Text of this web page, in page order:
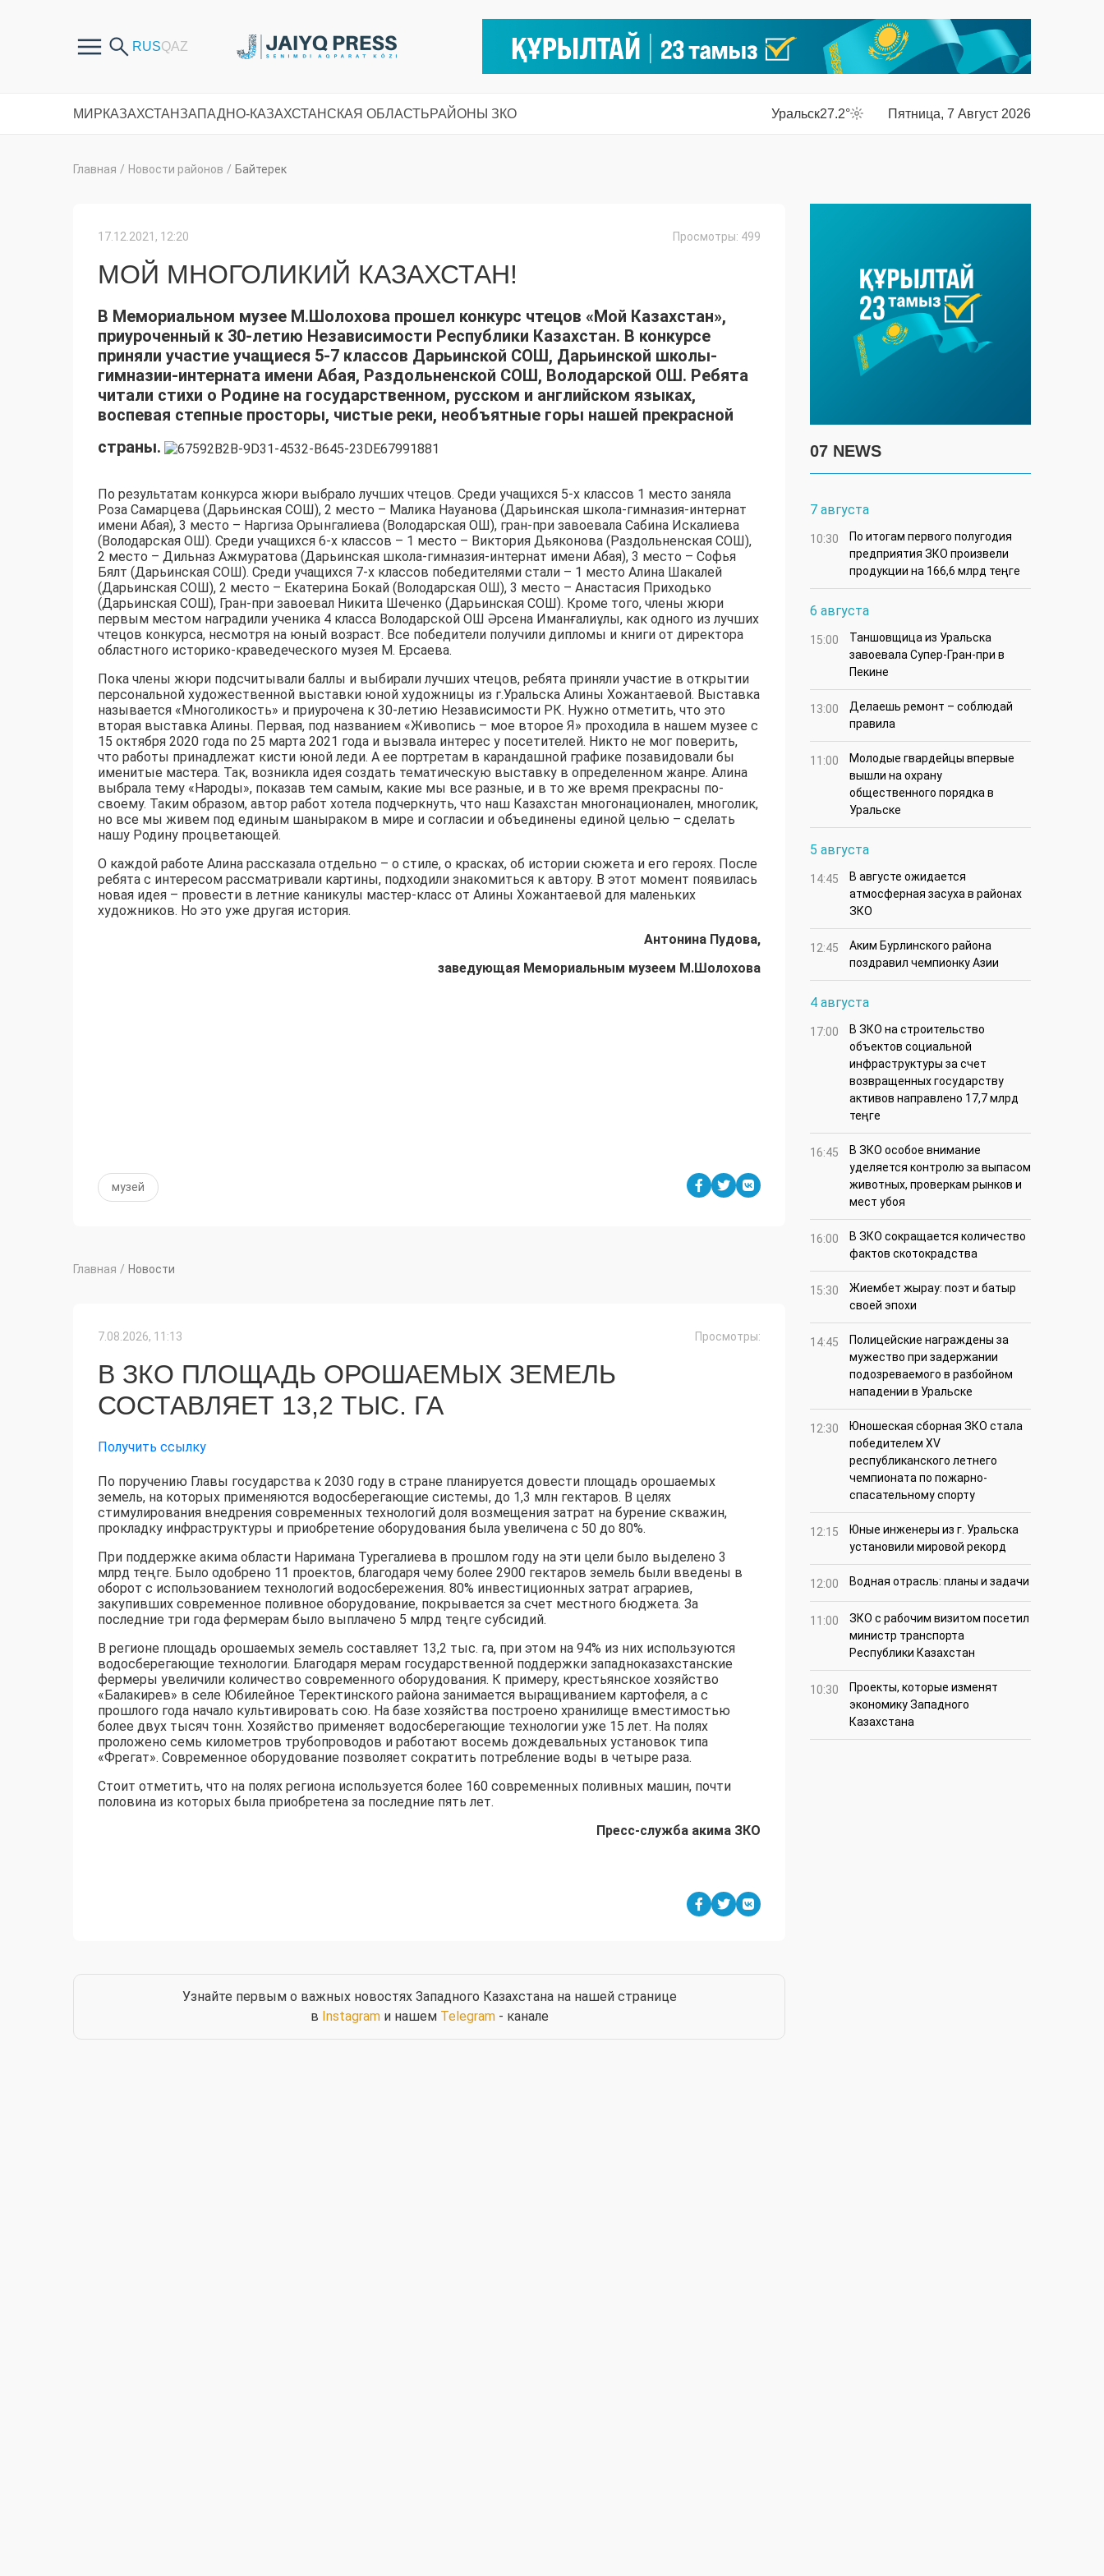
МИРКАЗАХСТАНЗАПАДНО-КАЗАХСТАНСКАЯ ОБЛАСТЬРАЙОНЫ ЗКО Уральск27.2° Пятница, 7 Август 2026
Главная / Новости районов / Байтерек
17.12.2021, 12:20 Просмотры: 499
МОЙ МНОГОЛИКИЙ КАЗАХСТАН!
В Мемориальном музее М.Шолохова прошел конкурс чтецов «Мой Казахстан»,
приуроченный к 30-летию Независимости Республики Казахстан. В конкурсе
приняли участие учащиеся 5-7 классов Дарьинской СОШ, Дарьинской школы-
гимназии-интерната имени Абая, Раздольненской СОШ, Володарской ОШ. Ребята
читали стихи о Родине на государственном, русском и английском языках,
воспевая степные просторы, чистые реки, необъятные горы нашей прекрасной
страны.
По результатам конкурса жюри выбрало лучших чтецов. Среди учащихся 5-х классов 1 место заняла
Роза Самарцева (Дарьинская СОШ), 2 место – Малика Науанова (Дарьинская школа-гимназия-интернат
имени Абая), 3 место – Наргиза Орынгалиева (Володарская ОШ), гран-при завоевала Сабина Искалиева
(Володарская ОШ). Среди учащихся 6-х классов – 1 место – Виктория Дьяконова (Раздольненская СОШ),
2 место – Дильназ Ажмуратова (Дарьинская школа-гимназия-интернат имени Абая), 3 место – Софья
Бялт (Дарьинская СОШ). Среди учащихся 7-х классов победителями стали – 1 место Алина Шакалей
(Дарьинская СОШ), 2 место – Екатерина Бокай (Володарская ОШ), 3 место – Анастасия Приходько
(Дарьинская СОШ), Гран-при завоевал Никита Шеченко (Дарьинская СОШ). Кроме того, члены жюри
первым местом наградили ученика 4 класса Володарской ОШ Әрсена Иманғалиұлы, как одного из лучших
чтецов конкурса, несмотря на юный возраст. Все победители получили дипломы и книги от директора
областного историко-краведеческого музея М. Ерсаева.
Пока члены жюри подсчитывали баллы и выбирали лучших чтецов, ребята приняли участие в открытии
персональной художественной выставки юной художницы из г.Уральска Алины Хожантаевой. Выставка
называется «Многоликость» и приурочена к 30-летию Независимости РК. Нужно отметить, что это
вторая выставка Алины. Первая, под названием «Живопись – мое второе Я» проходила в нашем музее с
15 октября 2020 года по 25 марта 2021 года и вызвала интерес у посетителей. Никто не мог поверить,
что работы принадлежат кисти юной леди. А ее портретам в карандашной графике позавидовали бы
именитые мастера. Так, возникла идея создать тематическую выставку в определенном жанре. Алина
выбрала тему «Народы», показав тем самым, какие мы все разные, и в то же время прекрасны по-
своему. Таким образом, автор работ хотела подчеркнуть, что наш Казахстан многонационален, многолик,
но все мы живем под единым шаныраком в мире и согласии и объединены единой целью – сделать
нашу Родину процветающей.
О каждой работе Алина рассказала отдельно – о стиле, о красках, об истории сюжета и его героях. После
ребята с интересом рассматривали картины, подходили знакомиться к автору. В этот момент появилась
новая идея – провести в летние каникулы мастер-класс от Алины Хожантаевой для маленьких
художников. Но это уже другая история.
Антонина Пудова,
заведующая Мемориальным музеем М.Шолохова
музей
Главная / Новости
7.08.2026, 11:13 Просмотры:
В ЗКО ПЛОЩАДЬ ОРОШАЕМЫХ ЗЕМЕЛЬ
СОСТАВЛЯЕТ 13,2 ТЫС. ГА
Получить ссылку
По поручению Главы государства к 2030 году в стране планируется довести площадь орошаемых
земель, на которых применяются водосберегающие системы, до 1,3 млн гектаров. В целях
стимулирования внедрения современных технологий доля возмещения затрат на бурение скважин,
прокладку инфраструктуры и приобретение оборудования была увеличена с 50 до 80%.
При поддержке акима области Наримана Турегалиева в прошлом году на эти цели было выделено 3
млрд теңге. Было одобрено 11 проектов, благодаря чему более 2900 гектаров земель были введены в
оборот с использованием технологий водосбережения. 80% инвестиционных затрат аграриев,
закупивших современное поливное оборудование, покрывается за счет местного бюджета. За
последние три года фермерам было выплачено 5 млрд теңге субсидий.
В регионе площадь орошаемых земель составляет 13,2 тыс. га, при этом на 94% из них используются
водосберегающие технологии. Благодаря мерам государственной поддержки западноказахстанские
фермеры увеличили количество современного оборудования. К примеру, крестьянское хозяйство
«Балакирев» в селе Юбилейное Теректинского района занимается выращиванием картофеля, а с
прошлого года начало культивировать сою. На базе хозяйства построено хранилище вместимостью
более двух тысяч тонн. Хозяйство применяет водосберегающие технологии уже 15 лет. На полях
проложено семь километров трубопроводов и работают восемь дождевальных установок типа
«Фрегат». Современное оборудование позволяет сократить потребление воды в четыре раза.
Стоит отметить, что на полях региона используется более 160 современных поливных машин, почти
половина из которых была приобретена за последние пять лет.
Пресс-служба акима ЗКО
Узнайте первым о важных новостях Западного Казахстана на нашей странице
в Instagramи нашем Telegram- канале
07 NEWS
7 августа
10:30
По итогам первого полугодия
предприятия ЗКО произвели
продукции на 166,6 млрд теңге
6 августа
15:00
Таншовщица из Уральска
завоевала Супер-Гран-при в
Пекине
13:00
Делаешь ремонт – соблюдай
правила
11:00
Молодые гвардейцы впервые
вышли на охрану
общественного порядка в
Уральске
5 августа
14:45
В августе ожидается
атмосферная засуха в районах
ЗКО
12:45
Аким Бурлинского района
поздравил чемпионку Азии
4 августа
17:00
В ЗКО на строительство
объектов социальной
инфраструктуры за счет
возвращенных государству
активов направлено 17,7 млрд
теңге
16:45
В ЗКО особое внимание
уделяется контролю за выпасом
животных, проверкам рынков и
мест убоя
16:00
В ЗКО сокращается количество
фактов скотокрадства
15:30
Жиембет жырау: поэт и батыр
своей эпохи
14:45
Полицейские награждены за
мужество при задержании
подозреваемого в разбойном
нападении в Уральске
12:30
Юношеская сборная ЗКО стала
победителем XV
республиканского летнего
чемпионата по пожарно-
спасательному спорту
12:15
Юные инженеры из г. Уральска
установили мировой рекорд
12:00 Водная отрасль: планы и задачи
11:00
ЗКО с рабочим визитом посетил
министр транспорта
Республики Казахстан
10:30
Проекты, которые изменят
экономику Западного
Казахстана